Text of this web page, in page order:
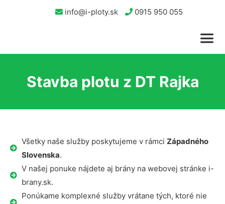
info@i-ploty.sk 0915 950 055
Stavba plotu z DT Rajka
Všetky naše služby poskytujeme v rámci Západného
Slovenska.
V našej ponuke nájdete aj brány na webovej stránke i-
brany.sk.
Ponúkame komplexné služby vrátane tých, ktoré nie